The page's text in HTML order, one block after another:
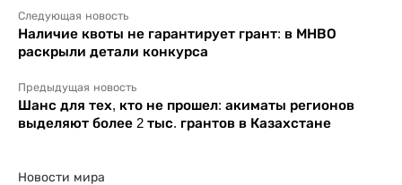
Следующая новость
Наличие квоты не гарантирует грант: в МНВО
раскрыли детали конкурса
Предыдущая новость
Шанс для тех, кто не прошел: акиматы регионов
выделяют более 2 тыс. грантов в Казахстане
Новости мира